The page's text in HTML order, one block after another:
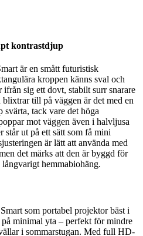
kontrastdjup
är en smått futuristisk
kroppen känns sval och
sig ett dovt, stabilt surr snarare
till på väggen är det med en
svärta, tack vare det höga
mot väggen även i halvljusa
står ut på ett sätt som få mini
är lätt att använda med
det märks att den är byggd för
långvarigt hemmabiohäng.
som portabel projektor bäst i
minimal yta – perfekt för mindre
i sommarstugan. Med full HD-